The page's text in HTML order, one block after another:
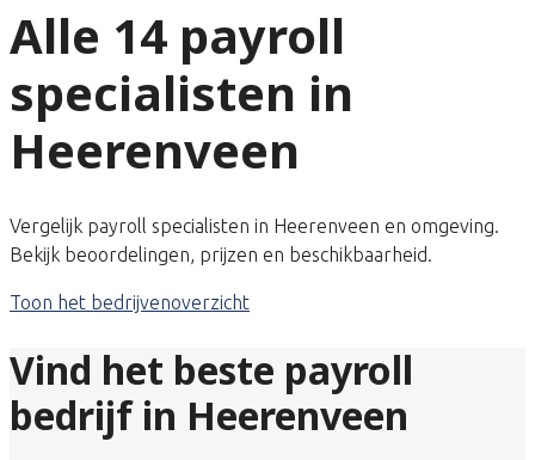
Alle 14 payroll
specialisten in
Heerenveen
Vergelijk payroll specialisten in Heerenveen en omgeving.
Bekijk beoordelingen, prijzen en beschikbaarheid.
Toon het bedrijvenoverzicht
Vind het beste payroll
bedrijf in Heerenveen